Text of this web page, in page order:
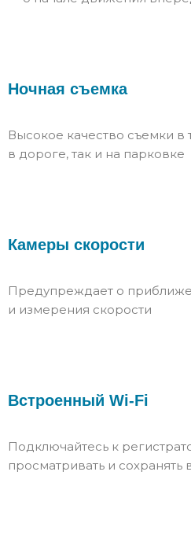
Ночная съемка
Высокое качество съемки в
в дороге, так и на парковке
Камеры скорости
Предупреждает о
и измерения скорости
Встроенный Wi-Fi
Подключайтесь к
просматривать и сохранять